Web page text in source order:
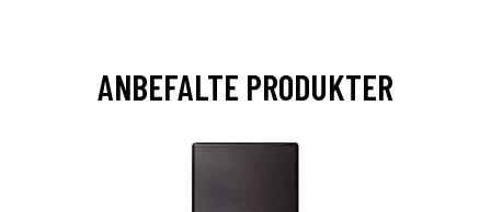
ANBEFALTE PRODUKTER